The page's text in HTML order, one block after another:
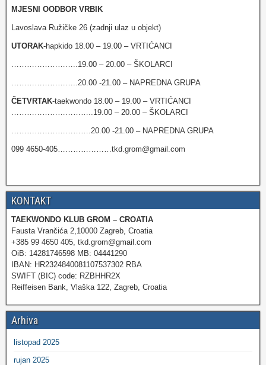
MJESNI OODBOR VRBIK
Lavoslava Ružičke 26 (zadnji ulaz u objekt)
UTORAK-hapkido 18.00 – 19.00 – VRTIĆANCI
……………………..19.00 – 20.00 – ŠKOLARCI
……………………..20.00 -21.00 – NAPREDNA GRUPA
ČETVRTAK-taekwondo 18.00 – 19.00 – VRTIĆANCI
…………………………..19.00 – 20.00 – ŠKOLARCI
………………………….20.00 -21.00 – NAPREDNA GRUPA
099 4650-405…………………tkd.grom@gmail.com
KONTAKT
TAEKWONDO KLUB GROM – CROATIA
Fausta Vrančića 2,10000 Zagreb, Croatia
+385 99 4650 405, tkd.grom@gmail.com
OiB: 14281746598 MB: 04441290
IBAN: HR2324840081107537302 RBA
SWIFT (BIC) code: RZBHHR2X
Reiffeisen Bank, Vlaška 122, Zagreb, Croatia
Arhiva
listopad 2025
rujan 2025